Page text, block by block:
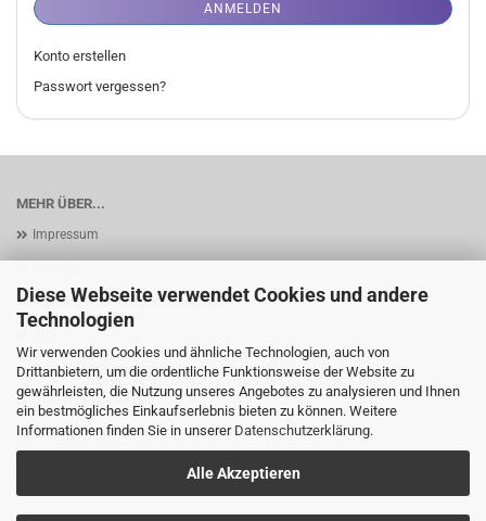
Diese Webseite verwendet Cookies und andere
Technologien
Wir verwenden Cookies und ähnliche Technologien, auch von
Drittanbietern, um die ordentliche Funktionsweise der Website zu
gewährleisten, die Nutzung unseres Angebotes zu analysieren und Ihnen
ein bestmögliches Einkaufserlebnis bieten zu können. Weitere
Informationen finden Sie in unserer Datenschutzerklärung.
Alle Akzeptieren
ANMELDEN
Konto erstellen
Passwort vergessen?
MEHR ÜBER...
Impressum
Versand- & Zahlungsbedingungen
Privatsphäre und Datenschutz
Cookie Einstellungen